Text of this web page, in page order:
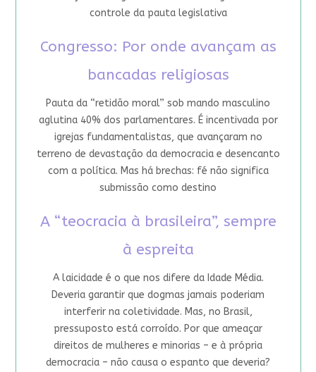
controle da pauta legislativa
Congresso: Por onde avançam as
bancadas religiosas
Pauta da “retidão moral” sob mando masculino
aglutina 40% dos parlamentares. É incentivada por
igrejas fundamentalistas, que avançaram no
terreno de devastação da democracia e desencanto
com a política. Mas há brechas: fé não significa
submissão como destino
A “teocracia à brasileira”, sempre
à espreita
A laicidade é o que nos difere da Idade Média.
Deveria garantir que dogmas jamais poderiam
interferir na coletividade. Mas, no Brasil,
pressuposto está corroído. Por que ameaçar
direitos de mulheres e minorias – e à própria
democracia – não causa o espanto que deveria?